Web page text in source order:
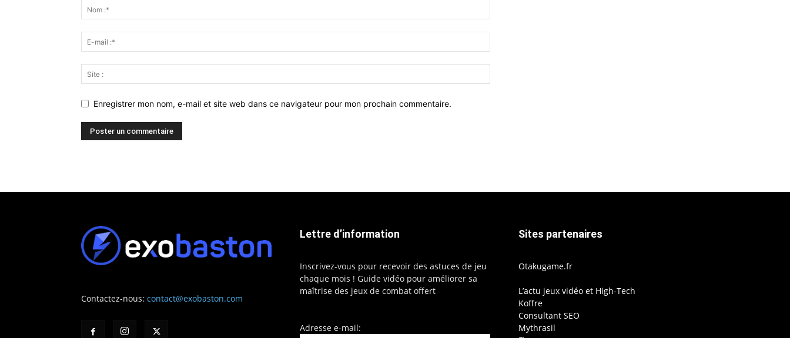
Enregistrer mon nom, e-mail et site web dans ce navigateur pour mon prochain commentaire.
Contactez-nous: contact@exobaston.com
Lettre d’information
Inscrivez-vous pour recevoir des astuces de jeu
chaque mois ! Guide vidéo pour améliorer sa
maîtrise des jeux de combat offert
Adresse e-mail:
Sites partenaires
Otakugame.fr
L’actu jeux vidéo et High-Tech
Koffre
Consultant SEO
Mythrasil